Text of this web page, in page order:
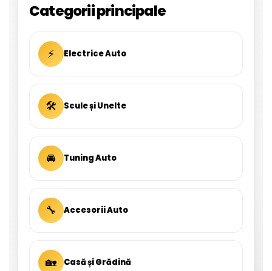
Categorii principale
⚡ Electrice Auto
🛠 Scule și Unelte
🚘 Tuning Auto
🔧 Accesorii Auto
🏡 Casă și Grădină